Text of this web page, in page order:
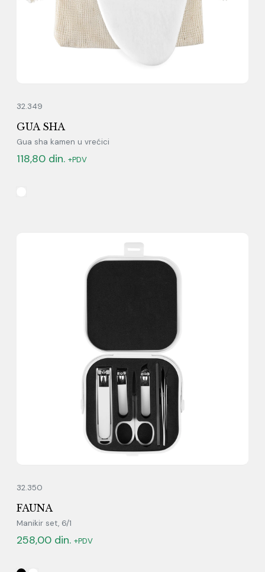
32.349
GUA SHA
Gua sha kamen u vrećici
118,80 din. +PDV
32.350
FAUNA
Manikir set, 6/1
258,00 din. +PDV